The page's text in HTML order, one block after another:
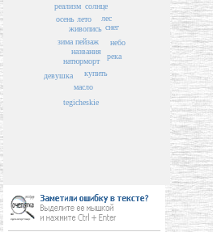
пейзаж
названия
живопись
лето
натюрморт
купить
солнце
лес
зима
осень
масло
река
снег
tegicheskie
реализм
небо
девушка